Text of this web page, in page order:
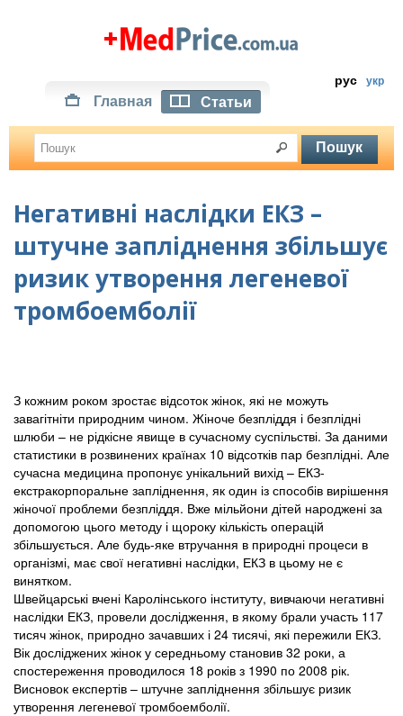
рус укр
Главная Статьи
Негативні наслідки ЕКЗ –
штучне запліднення збільшує
ризик утворення легеневої
тромбоемболії
З кожним роком зростає відсоток жінок, які не можуть
завагітніти природним чином. Жіноче безпліддя і безплідні
шлюби – не рідкісне явище в сучасному суспільстві. За даними
статистики в розвинених країнах 10 відсотків пар безплідні. Але
сучасна медицина пропонує унікальний вихід – ЕКЗ-
екстракорпоральне запліднення, як один із способів вирішення
жіночої проблеми безпліддя. Вже мільйони дітей народжені за
допомогою цього методу і щороку кількість операцій
збільшується. Але будь-яке втручання в природні процеси в
організмі, має свої негативні наслідки, ЕКЗ в цьому не є
винятком.
Швейцарські вчені Каролінського інституту, вивчаючи негативні
наслідки ЕКЗ, провели дослідження, в якому брали участь 117
тисяч жінок, природно зачавших і 24 тисячі, які пережили ЕКЗ.
Вік досліджених жінок у середньому становив 32 роки, а
спостереження проводилося 18 років з 1990 по 2008 рік.
Висновок експертів – штучне запліднення збільшує ризик
утворення легеневої тромбоемболії.